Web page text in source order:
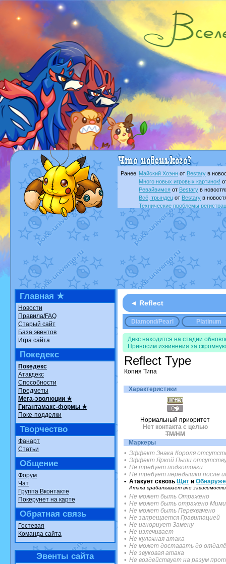
Ранее Майский Хоэнн от Bestary в
Много новых игровых картинок!
Ревайвимся от Bestary в
Всё, трындец от Bestary в
Технические проблемы
доброе утро славянеот
в
Йолда и Мимикьюот
Недовольный котомангуст
от
The Dark Wishmaker от
Randomon
ilovearceus
Raging Boltот GraceDaFox
в
Shadow mismagiusот
в
художник
отvicavica в фанарте.
Главная ★
Новости
Правила/FAQ
Старый сайт
База эвентов
Игра сайта
Покедекс
Покедекс
Атакдекс
Способности
Предметы
Мега-эволюции ★
Гигантамакс-формы ★
Поке-подделки
Творчество
Фанарт
Статьи
Общение
Форум
Чат
Группа Вконтакте
Покерунет на карте
Обратная связь
Гостевая
Команда сайта
Эвенты сайта
◄ Reflect
Diamond/Pearl Platinum
Декс находится на стадии
Приносим извинения за
Reflect Type
Копия Типа
Характеристики
Нормальный приоритет
Нет контакта с целью
TM/HM
Маркеры
• Эффект Знака Короля
• Эффект Яркой Пыли
• Не требует подготовки
• Не требует передышки после
• Атакует сквозь Щит и
Атака срабатывает вне
• Не может быть Отражено
• Не может быть отражено
• Не может быть Перехвачено
• Не запрещается Гравитацией
• Не игнориует Замену
• Не излечивает
• Не кулачная атака
• Не может доставать до
• Не звуковая атака
• Не воздействует на разум